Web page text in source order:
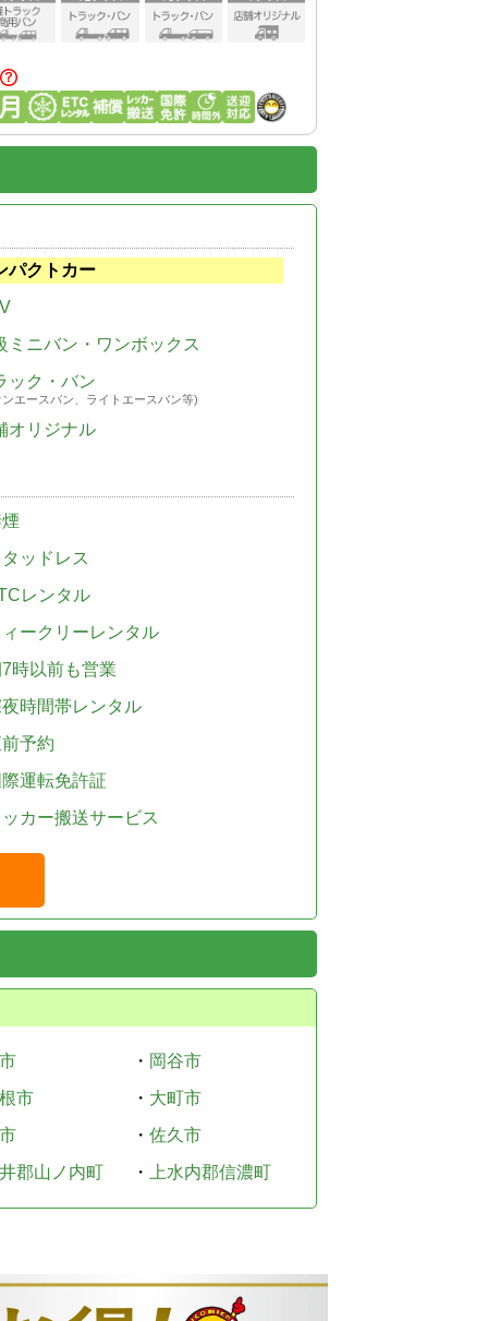
パクトカー
ミニバン・ワンボックス
ック・バン
エースバン、ライトエースバン等)
オリジナル
ッドレス
レンタル
ークリーレンタル
時以前も営業
時間帯レンタル
予約
運転免許証
カー搬送サービス
・ 岡谷市
市
・ 大町市
・ 佐久市
郡山ノ内町
・ 上水内郡信濃町